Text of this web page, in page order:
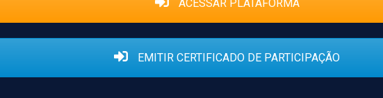
ACESSAR PLATAFORMA
EMITIR CERTIFICADO DE PARTICIPAÇÃO